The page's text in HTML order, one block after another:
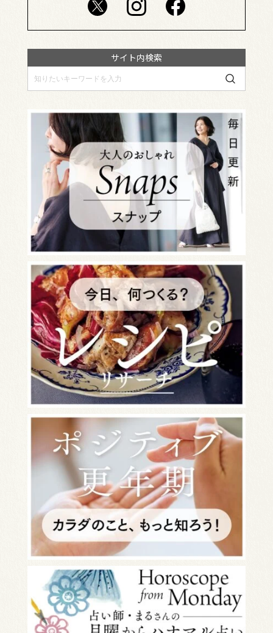
サイト内検索